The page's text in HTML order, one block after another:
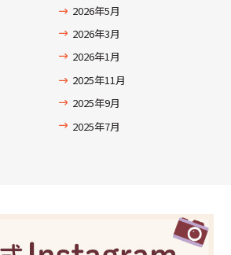
2026年5月
2026年3月
2026年1月
2025年11月
2025年9月
2025年7月